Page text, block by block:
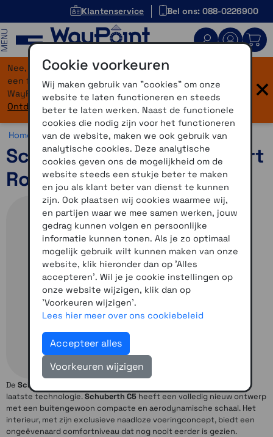
Klantenservice Bel ons: 088-0226900
Nee, je bent niet verdwaald! Onze website heeft
een flinke upgrade gekregen. Dezelfde vertrouwde
WayPoint-service, maar dan in een modern jasje.
Ontdek hier wat er allemaal nieuw is.
×
Home >Motor >Helmen >Schuberth C5
Schuberth C5 Omega Zwart
Rood 59
De Schuberth C5
is een helm van de laatste generatie vol met de
laatste technologie.Schuberth C5 heeft een volledig nieuw ontwerp
met een buitengewoon compacte en aerodynamische schaal. Het
interieur, met zijn exclusieve naadloze voeringconcept, biedt een
ongeëvenaard comfortniveau dat nog nooit eerder is gezien.
Cookie voorkeuren
Wij maken gebruik van "cookies" om onze
website te laten functioneren en steeds
beter te laten werken. Naast de functionele
cookies die nodig zijn voor het functioneren
van de website, maken we ook gebruik van
analytische cookies. Deze analytische
cookies geven ons de mogelijkheid om de
website steeds een stukje beter te maken
en jou als klant beter van dienst te kunnen
zijn. Ook plaatsen wij cookies waarmee wij,
en partijen waar we mee samen werken, jouw
gedrag kunnen volgen en persoonlijke
informatie kunnen tonen. Als je zo optimaal
mogelijk gebruik wilt kunnen maken van onze
website, klik hieronder dan op 'Alles
accepteren'. Wil je je cookie instellingen op
onze website wijzigen, klik dan op
'Voorkeuren wijzigen'.
Lees hier meer over ons cookiebeleid
Accepteer alles
Voorkeuren wijzigen